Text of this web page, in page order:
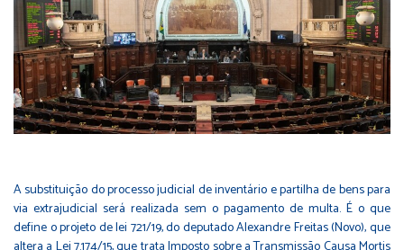
A substituição do processo judicial de inventário e partilha de bens para
via extrajudicial será realizada sem o pagamento de multa. É o que
define o projeto de lei 721/19, do deputado Alexandre Freitas (Novo), que